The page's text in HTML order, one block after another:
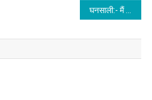
घनसाली:- मैं मंत्री पद पर विश्वास नहीं रखता,कार्यकर्ता हूँ कार्यकर्ताओं पर विश्वास रखता हूँ- शक्तिलाल शाह